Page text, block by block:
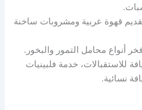
قهوة عربية ومشروبات ساخنة
أنواع محامل التمور والبخور.
للاستقبالات، خدمة فلبينيات
نسائية.